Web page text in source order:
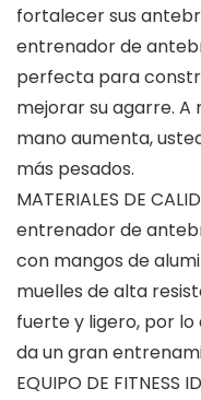
fortalecer sus
entrenador de
perfecta para
mejorar su agarre. A
mano aumenta,
más pesados.
MATERIALES DE
entrenador de
con mangos de
muelles de alta
fuerte y ligero, por lo
da un gran
EQUIPO DE FITNESS